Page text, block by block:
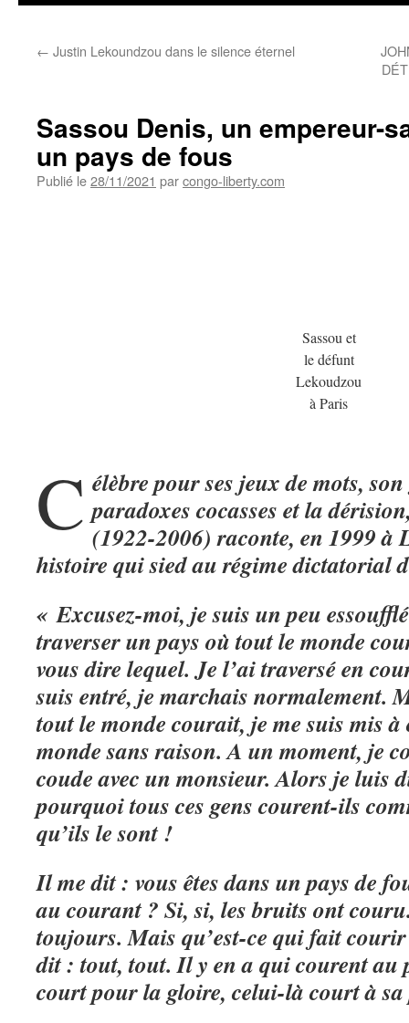
← Justin Lekoundzou dans le silence éternel
Sassou Denis, un empereur-
un pays de fous
Publié le28/11/2021 parcongo-liberty.com
Sassou et
le défunt
Lekoudzou
à Paris
C élèbre pour ses jeux de mots,
paradoxes cocasses et la
(1922-2006) raconte, en 1999 à
histoire qui sied au régime dictatorial
« Excusez-moi, je suis un peu
traverser un pays où tout le monde
vous dire lequel. Je l’ai traversé en
suis entré, je marchais normalement.
tout le monde courait, je me suis mis
monde sans raison. A un moment, je
coude avec un monsieur. Alors je luis
pourquoi tous ces gens courent-ils
qu’ils le sont !
Il me dit : vous êtes dans un pays de
au courant ? Si, si, les bruits ont
toujours. Mais qu’est-ce qui fait
dit : tout, tout. Il y en a qui courent au
court pour la gloire, celui-là court à sa